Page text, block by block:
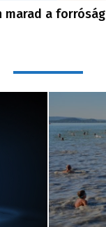
marad a forróság